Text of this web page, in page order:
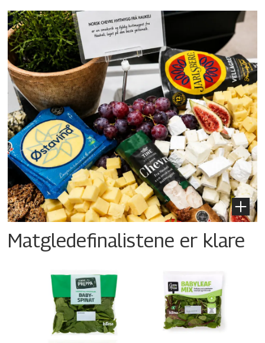
Matgledefinalistene er klare